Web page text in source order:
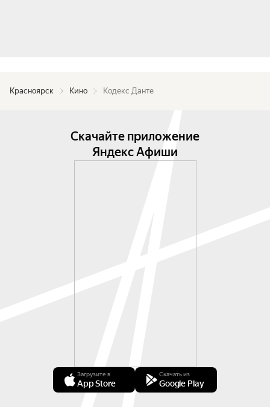
Красноярск Кино Кодекс Данте
Скачайте приложение
Яндекс Афиши
Загрузите в
App Store
Скачать из
Google Play